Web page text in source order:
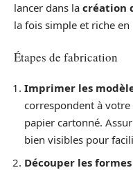
lancer dans la création
la fois simple et riche
Étapes de fabrication
Imprimer les
correspondent à
papier cartonné.
bien visibles pour
Découper les formes